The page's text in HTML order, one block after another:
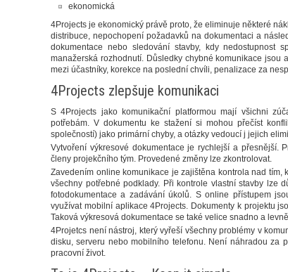
ekonomická
4Projects je ekonomický právě proto, že eliminuje některé
distribuce, nepochopení požadavků na dokumentaci a
dokumentace nebo sledování stavby, kdy nedostupnost
manažerská rozhodnutí. Důsledky chybné komunikace
mezi účastníky, korekce na poslední chvíli, penalizace za
4Projects zlepšuje komunikaci
S 4Projects jako komunikační platformou mají všichni
potřebám. V dokumentu ke stažení si mohou přečíst
společností) jako primární chyby, a otázky vedoucí j jejich
Vytvoření výkresové dokumentace je rychlejší a přesnější.
členy projekčního tým. Provedené změny lze zkontrolovat.
Zavedením online komunikace je zajištěna kontrola nad
všechny potřebné podklady. Při kontrole vlastní stavby lze
fotodokumentace a zadávání úkolů. S online přístupem
využívat mobilní aplikace 4Projects. Dokumenty k projektu
Taková výkresová dokumentace se také velice snadno a
4Projetcs není nástroj, který vyřeší všechny problémy v
disku, serveru nebo mobilního telefonu. Není náhradou za
pracovní život.